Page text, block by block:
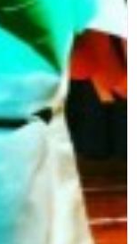
( un billet
le soir même.
à venir
4ème Art de